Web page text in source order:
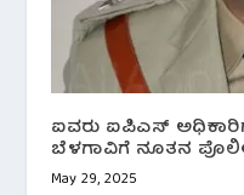
ಐವರು ಐಪಿಎಸ್
ಬೆಳಗಾವಿಗೆ ನೂತನ
May 29, 2025